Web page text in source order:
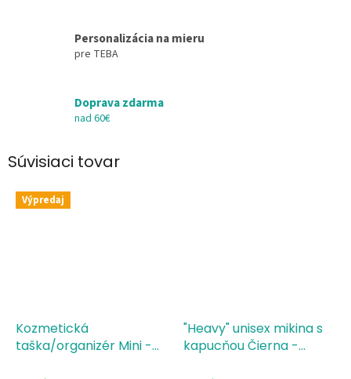
Personalizácia na mieru
pre TEBA
Doprava zdarma
nad 60€
Súvisiaci tovar
Výpredaj
Kozmetická
taška/organizér Mini -
"Heavy" unisex mikina s
kapucňou Čierna -